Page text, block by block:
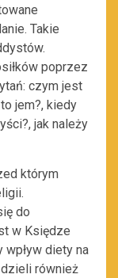
Takie
poprzez
czym jest
jem?, kiedy
jak należy
którym
do
w Księdze
wpływ diety na
również